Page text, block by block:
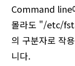
Command line
몰라도 "/etc/
의 구분자로 작
니다.